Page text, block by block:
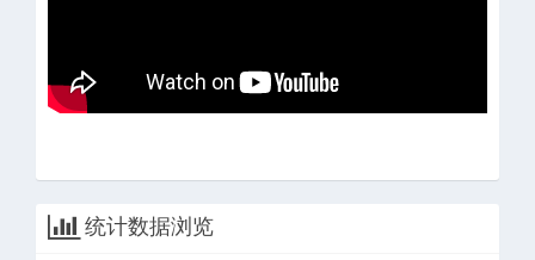
统计数据浏览